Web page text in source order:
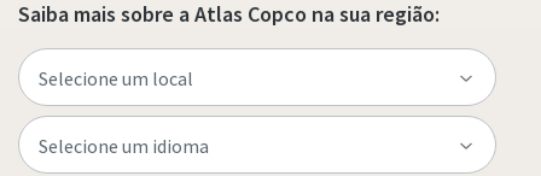
Saiba mais sobre a Atlas Copco na sua região: